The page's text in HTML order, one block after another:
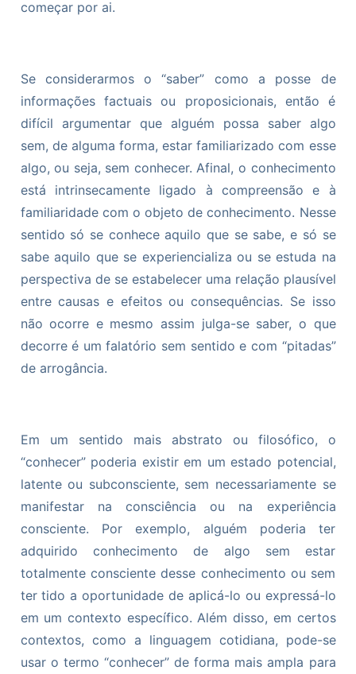
começar por ai.
Se considerarmos o “saber” como a posse de
informações factuais ou proposicionais, então é
difícil argumentar que alguém possa saber algo
sem, de alguma forma, estar familiarizado com esse
algo, ou seja, sem conhecer. Afinal, o conhecimento
está intrinsecamente ligado à compreensão e à
familiaridade com o objeto de conhecimento. Nesse
sentido só se conhece aquilo que se sabe, e só se
sabe aquilo que se experiencializa ou se estuda na
perspectiva de se estabelecer uma relação plausível
entre causas e efeitos ou consequências. Se isso
não ocorre e mesmo assim julga-se saber, o que
decorre é um falatório sem sentido e com “pitadas”
de arrogância.
Em um sentido mais abstrato ou filosófico, o
“conhecer” poderia existir em um estado potencial,
latente ou subconsciente, sem necessariamente se
manifestar na consciência ou na experiência
consciente. Por exemplo, alguém poderia ter
adquirido conhecimento de algo sem estar
totalmente consciente desse conhecimento ou sem
ter tido a oportunidade de aplicá-lo ou expressá-lo
em um contexto específico. Além disso, em certos
contextos, como a linguagem cotidiana, pode-se
usar o termo “conhecer” de forma mais ampla para